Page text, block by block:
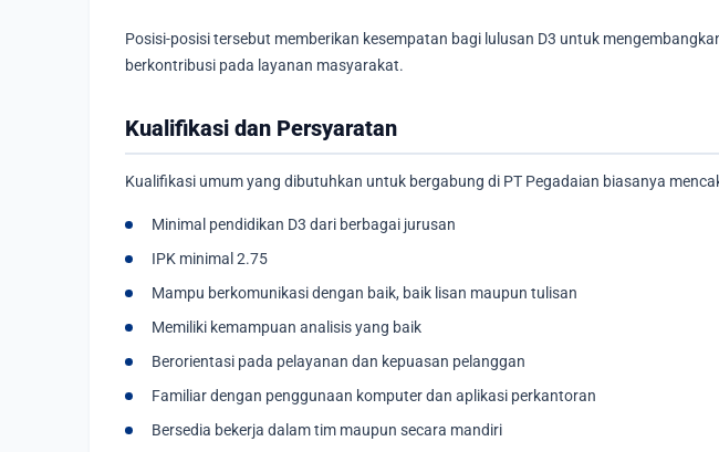
Posisi-posisi tersebut memberikan kesempatan bagi lulusan D3 untuk
berkontribusi pada layanan masyarakat.
Kualifikasi dan Persyaratan
Kualifikasi umum yang dibutuhkan untuk bergabung di PT Pegadaian biasanya
Minimal pendidikan D3 dari berbagai jurusan
IPK minimal 2.75
Mampu berkomunikasi dengan baik, baik lisan maupun tulisan
Memiliki kemampuan analisis yang baik
Berorientasi pada pelayanan dan kepuasan pelanggan
Familiar dengan penggunaan komputer dan aplikasi perkantoran
Bersedia bekerja dalam tim maupun secara mandiri